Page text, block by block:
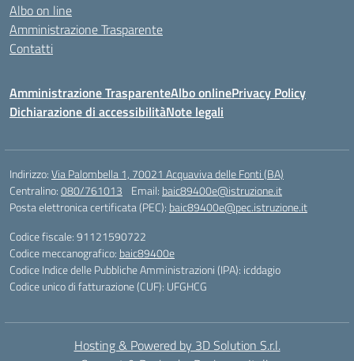
Albo on line
Amministrazione Trasparente
Contatti
Amministrazione TrasparenteAlbo onlinePrivacy Policy
Dichiarazione di accessibilitàNote legali
Indirizzo:Via Palombella 1, 70021 Acquaviva delle Fonti (BA)
Centralino:080/761013 Email: baic89400e@istruzione.it
Posta elettronica certificata (PEC): baic89400e@pec.istruzione.it
Codice fiscale: 91121590722
Codice meccanografico: baic89400e
Codice Indice delle Pubbliche Amministrazioni (IPA): icddagio
Codice unico di fatturazione (CUF): UFGHCG
Hosting & Powered by 3D Solution S.r.l.